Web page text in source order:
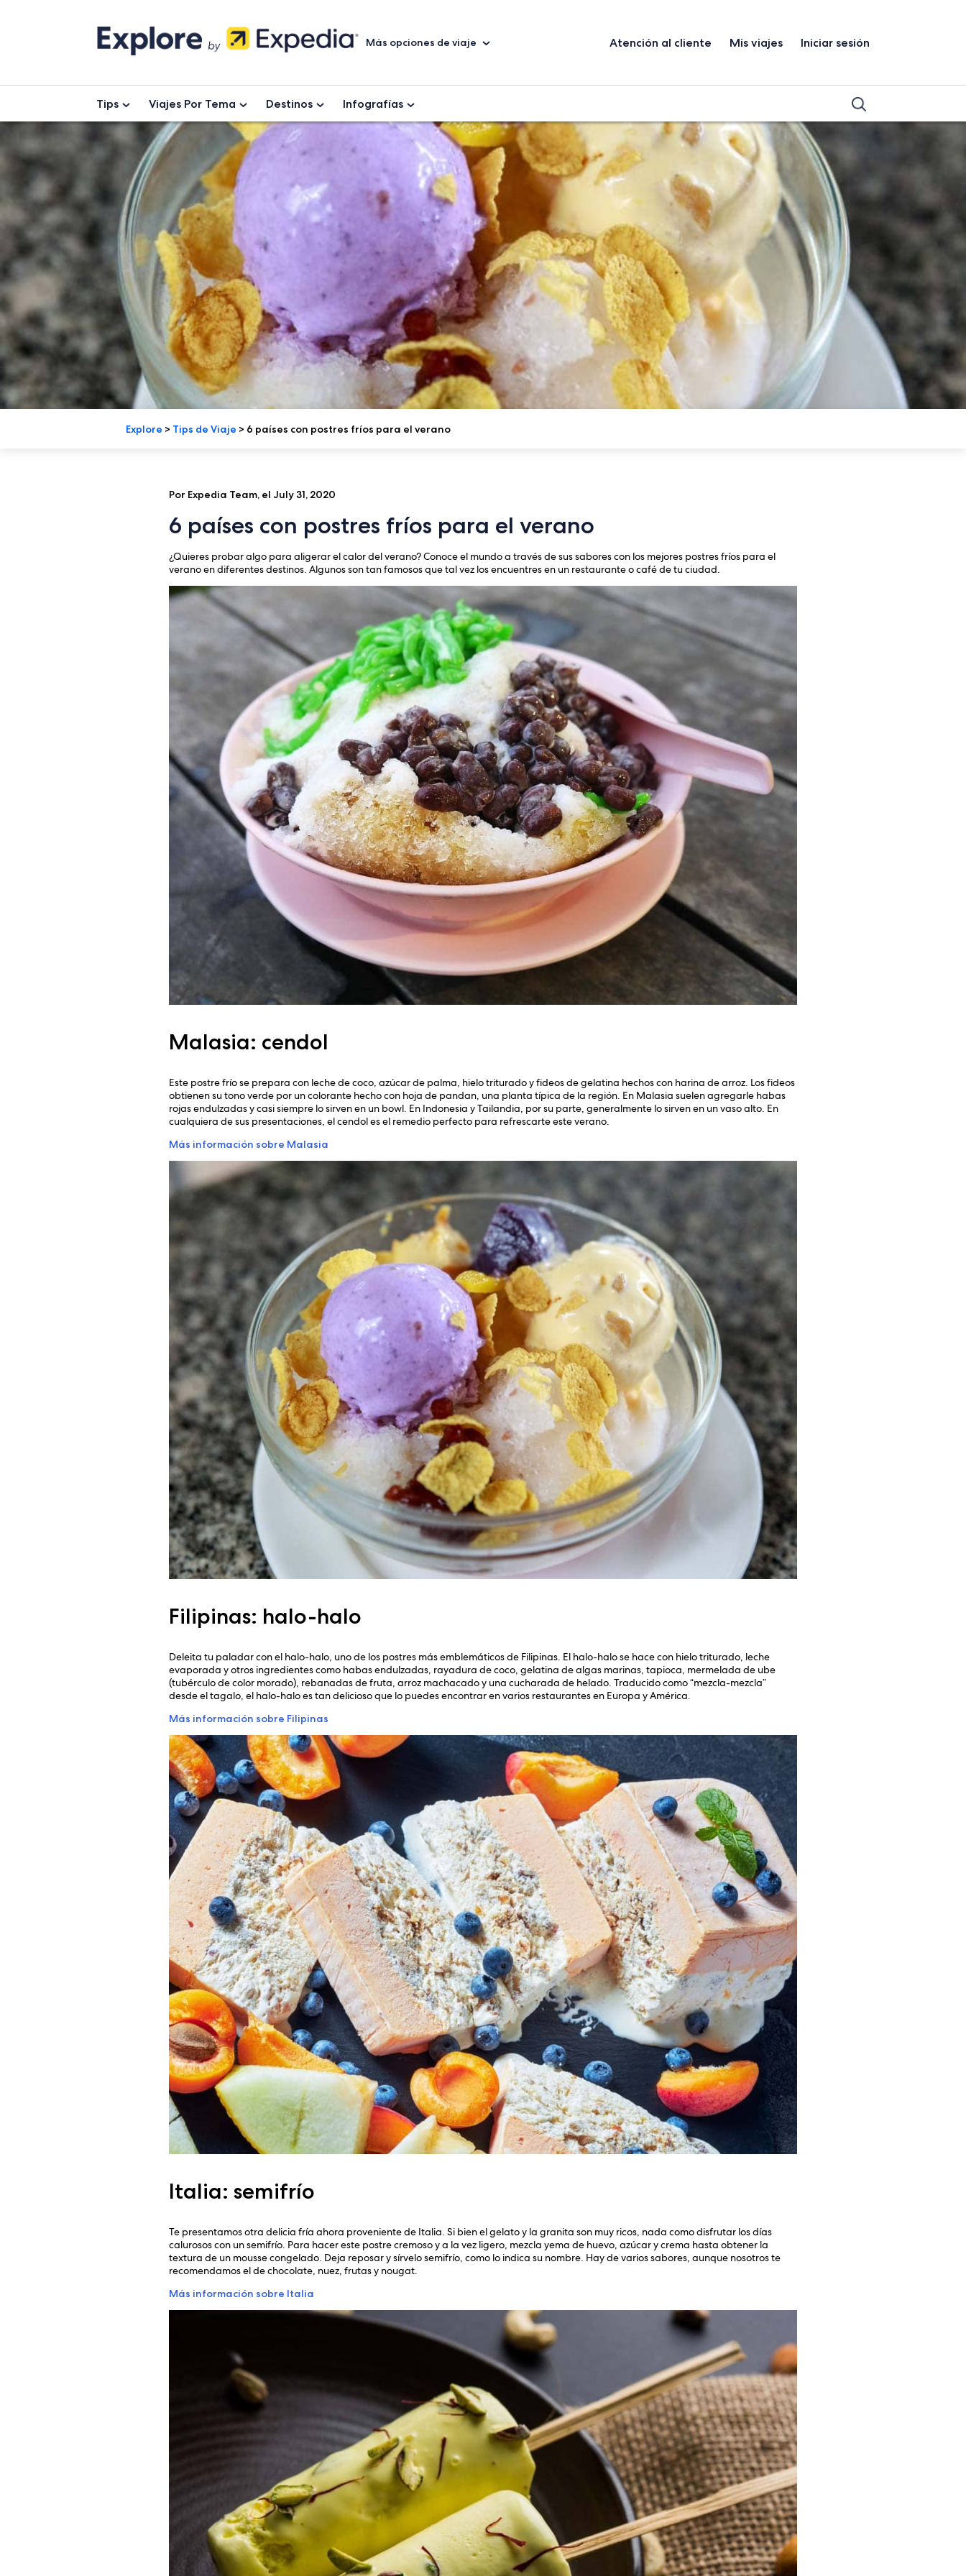
Más opciones de viaje Atención al cliente Mis viajes Iniciar sesión
Tips Viajes Por Tema Destinos Infografías
Explore > Tips de Viaje > 6 países con postres fríos para el verano
Por Expedia Team, el July 31, 2020
6 países con postres fríos para el verano
¿Quieres probar algo para aligerar el calor del verano? Conoce el mundo a través de sus sabores con los mejores postres fríos para el
verano en diferentes destinos. Algunos son tan famosos que tal vez los encuentres en un restaurante o café de tu ciudad.
Malasia: cendol
Este postre frío se prepara con leche de coco, azúcar de palma, hielo triturado y fideos de gelatina hechos con harina de arroz. Los fideos
obtienen su tono verde por un colorante hecho con hoja de pandan, una planta típica de la región. En Malasia suelen agregarle habas
rojas endulzadas y casi siempre lo sirven en un bowl. En Indonesia y Tailandia, por su parte, generalmente lo sirven en un vaso alto. En
cualquiera de sus presentaciones, el cendol es el remedio perfecto para refrescarte este verano.
Más información sobre Malasia
Filipinas: halo-halo
Deleita tu paladar con el halo-halo, uno de los postres más emblemáticos de Filipinas. El halo-halo se hace con hielo triturado, leche
evaporada y otros ingredientes como habas endulzadas, rayadura de coco, gelatina de algas marinas, tapioca, mermelada de ube
(tubérculo de color morado), rebanadas de fruta, arroz machacado y una cucharada de helado. Traducido como “mezcla-mezcla”
desde el tagalo, el halo-halo es tan delicioso que lo puedes encontrar en varios restaurantes en Europa y América.
Más información sobre Filipinas
Italia: semifrío
Te presentamos otra delicia fría ahora proveniente de Italia. Si bien el gelato y la granita son muy ricos, nada como disfrutar los días
calurosos con un semifrío. Para hacer este postre cremoso y a la vez ligero, mezcla yema de huevo, azúcar y crema hasta obtener la
textura de un mousse congelado. Deja reposar y sírvelo semifrío, como lo indica su nombre. Hay de varios sabores, aunque nosotros te
recomendamos el de chocolate, nuez, frutas y nougat.
Más información sobre Italia